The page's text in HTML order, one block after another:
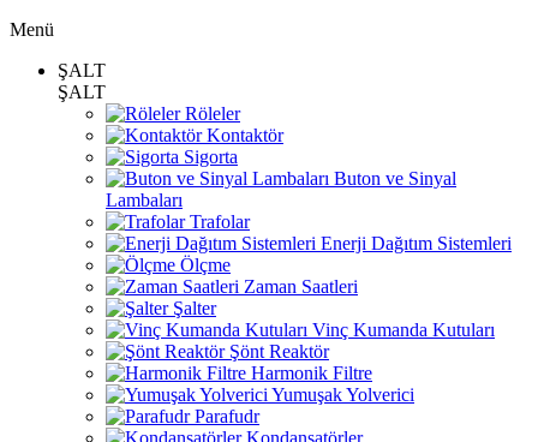
Menü
ŞALT
ŞALT
Röleler
Kontaktör
Sigorta
Buton ve Sinyal
Lambaları
Trafolar
Enerji Dağıtım Sistemleri
Ölçme
Zaman Saatleri
Şalter
Vinç Kumanda Kutuları
Şönt Reaktör
Harmonik Filtre
Yumuşak Yolverici
Parafudr
Kondansatörler